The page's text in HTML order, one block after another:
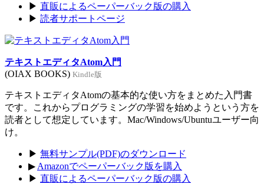
▶ 直販によるペーパーバック版の購入
▶ 読者サポートページ
テキストエディタAtom入門
(OIAX BOOKS) Kindle版
テキストエディタAtomの基本的な使い方をまとめた入門書
です。これからプログラミングの学習を始めようという方を
読者として想定しています。Mac/Windows/Ubuntuユーザー向
け。
▶ 無料サンプル(PDF)のダウンロード
▶ Amazonでペーパーバック版を購入
▶ 直販によるペーパーバック版の購入